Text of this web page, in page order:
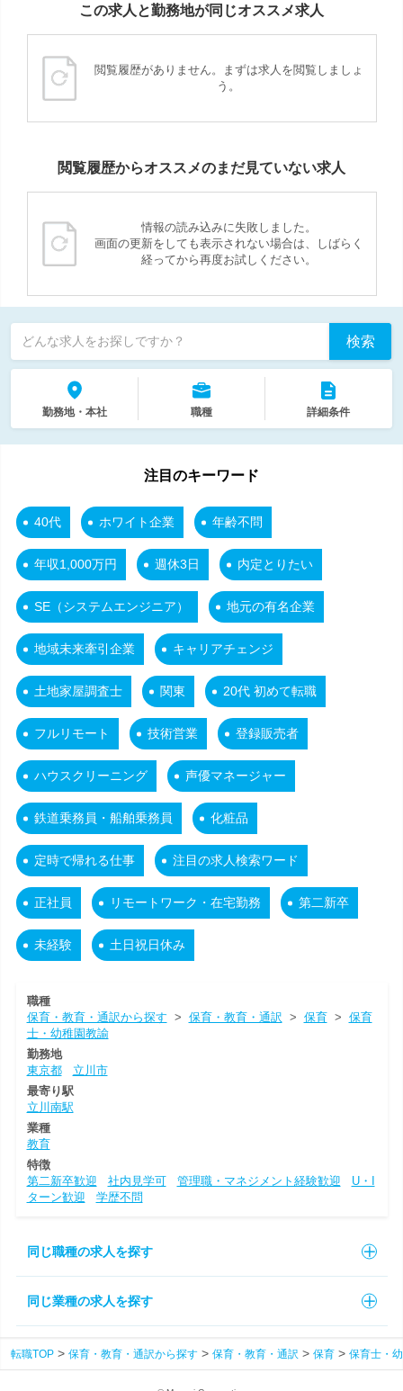
この求人と勤務地が同じオススメ求人
閲覧履歴がありません。まずは求人を閲覧しましょ
う。
閲覧履歴からオススメのまだ見ていない求人
情報の読み込みに失敗しました。
画面の更新をしても表示されない場合は、しばらく
経ってから再度お試しください。
どんな求人をお探しですか？ 検索
勤務地・本社 職種 詳細条件
注目のキーワード
40代 ホワイト企業 年齢不問
年収1,000万円 週休3日 内定とりたい
SE（システムエンジニア） 地元の有名企業
地域未来牽引企業 キャリアチェンジ
土地家屋調査士 関東 20代 初めて転職
フルリモート 技術営業 登録販売者
ハウスクリーニング 声優マネージャー
鉄道乗務員・船舶乗務員 化粧品
定時で帰れる仕事 注目の求人検索ワード
正社員 リモートワーク・在宅勤務 第二新卒
未経験 土日祝日休み
職種
保育・教育・通訳から探す > 保育・教育・通訳 > 保育> 保育
士・幼稚園教諭
勤務地
東京都
立川市
最寄り駅
立川南駅
業種
教育
特徴
第二新卒歓迎
社内見学可 管理職・マネジメント経験歓迎
U・I
ターン歓迎
学歴不問
同じ職種の求人を探す
同じ業種の求人を探す
転職TOP 保育・教育・通訳から探す 保育・教育・通訳 保育 保育士・